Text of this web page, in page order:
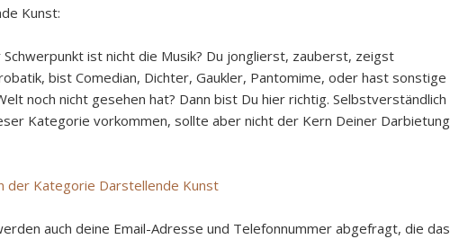
Kunst:
ist nicht die Musik? Du jonglierst, zauberst, zeigst
bist Comedian, Dichter, Gaukler, Pantomime, oder hast sonstige
noch nicht gesehen hat? Dann bist Du hier richtig. Selbstverständlich
Kategorie vorkommen, sollte aber nicht der Kern Deiner Darbietung
der Kategorie Darstellende Kunst
auch deine Email-Adresse und Telefonnummer abgefragt, die das